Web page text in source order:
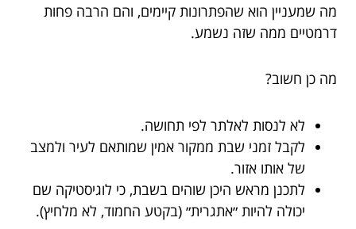
מה שמעניין הוא שהפתרונות קיימים, והם הרבה פחות
דרמטיים ממה שזה נשמע.
מה כן חשוב?
לא לנסות לאלתר לפי תחושה.
לקבל זמני שבת ממקור אמין שמותאם לעיר ולמצב
של אותו אזור.
לתכנן מראש היכן שוהים בשבת, כי לוגיסטיקה שם
יכולה להיות ״אתגרית״ (בקטע החמוד, לא מלחיץ).